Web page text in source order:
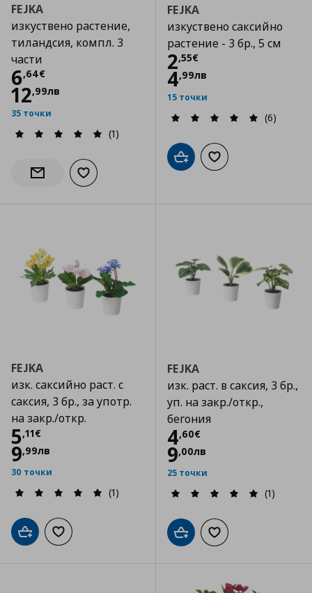
FEJKA
изкуствено растение,
тиландсия, компл. 3
части
6,64€
Цена
12,99лв
35 точки
(1)
Информирай ме за наличност
Добави към списъка с любими
FEJKA
изкуствено саксийно
растение - 3 бр., 5 см
2,55€
Цена
4,99лв
15 точки
(6)
Добави в кошницата
Добави към
FEJKA
изк. саксийно раст. с
саксия, 3 бр., за употр.
на закр./откр.
5,11€
Цена
9,99лв
30 точки
(1)
Добави в кошницата
Добави към списъка с любими
FEJKA
изк. раст. в саксия, 3 бр.,
уп. на закр./откр.,
бегония
4,60€
Цена
9,00лв
25 точки
(1)
Добави в кошницата
Добави към